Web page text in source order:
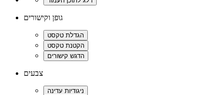
גופן וקישורים
צבעים